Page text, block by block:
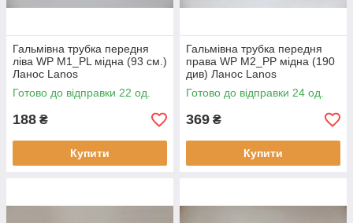
Гальмівна трубка передня
ліва WP M1_PL мідна (93 см.)
Ланос Lanos
Готово до відправки 22 од.
188 ₴
Купити
Гальмівна трубка передня
права WP M2_PP мідна (190
див) Ланос Lanos
Готово до відправки 24 од.
369 ₴
Купити